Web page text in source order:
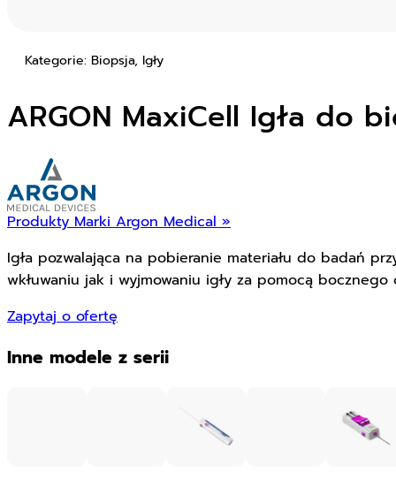
Kategorie: Biopsja, Igły
ARGON MaxiCell Igła do
Produkty Marki Argon Medical »
Igła pozwalająca na pobieranie materiału do badań
wkłuwaniu jak i wyjmowaniu igły za pomocą bocznego
Zapytaj o ofertę
Inne modele z serii